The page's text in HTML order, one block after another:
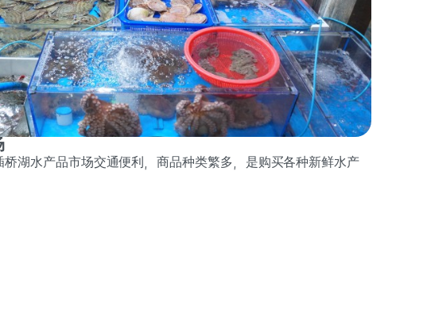
湖水产品市场交通便利，商品种类繁多，是购买各种新鲜水产